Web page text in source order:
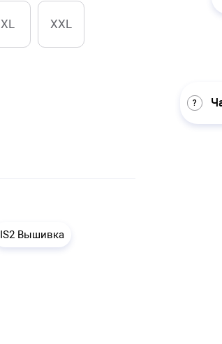
XL XXL
IS2 Вышивка